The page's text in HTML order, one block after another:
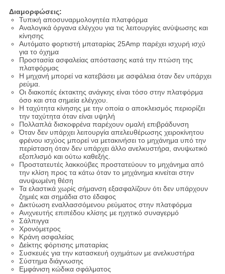
Διαμορφώσεις:
Τυπική αποσυναρμολογητέα πλατφόρμα
Αναλογικά όργανα ελέγχου για τις λειτουργίες ανύψωσης και
κίνησης
Αυτόματο φορτιστή μπαταρίας 25Amp παρέχει ισχυρή ισχύ
για το όχημα
Προστασία ασφαλείας απόστασης κατά την πτώση της
πλατφόρμας
Η μηχανή μπορεί να κατεβάσει με ασφάλεια όταν δεν υπάρχει
ρεύμα.
Οι διακοπές έκτακτης ανάγκης είναι τόσο στην πλατφόρμα
όσο και στα σημεία ελέγχου.
Η ταχύτητα κίνησης με την οποία ο αποκλεισμός περιορίζει
την ταχύτητα όταν είναι υψηλή
Πολλαπλά δισκοφρένα παρέχουν ομαλή επιβράδυνση
Όταν δεν υπάρχει λειτουργία απελευθέρωσης χειροκίνητου
φρένου ισχύος μπορεί να μετακινήσει το μηχάνημα υπό την
περίσταση όταν δεν υπάρχει άλλο ανελκυστήρα, ανυψωτικό
εξοπλισμό και ούτω καθεξής.
Προστατευτές λακκούβες προστατεύουν το μηχάνημα από
την κλίση προς τα κάτω όταν το μηχάνημα κινείται στην
ανυψωμένη θέση
Τα ελαστικά χωρίς σήμανση εξασφαλίζουν ότι δεν υπάρχουν
ζημιές και σημάδια στο έδαφος
Δικτύωση εναλλασσόμενου ρεύματος στην πλατφόρμα
Ανιχνευτής επιπέδου κλίσης με ηχητικό συναγερμό
Σάλπιγγα
Χρονόμετρος
Κράνη ασφαλείας
Δείκτης φόρτισης μπαταρίας
Συσκευές για την κατασκευή οχημάτων με ανελκυστήρα
Σύστημα διάγνωσης
Εμφάνιση κώδικα σφάλματος